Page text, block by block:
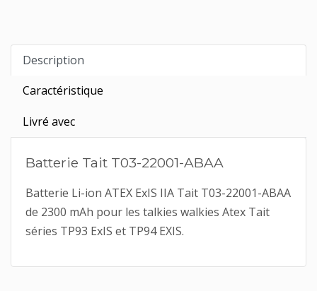
Description
Caractéristique
Livré avec
Batterie Tait T03-22001-ABAA
Batterie Li-ion ATEX ExIS IIA Tait T03-22001-ABAA
de 2300 mAh pour les talkies walkies Atex Tait
séries TP93 ExIS et TP94 EXIS.